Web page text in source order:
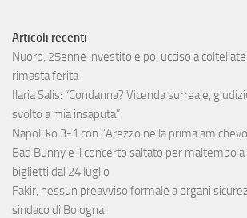
Articoli recenti
Nuoro, 25enne investito e poi ucciso a
rimasta ferita
Ilaria Salis: “Condanna? Vicenda surreale,
svolto a mia insaputa”
Napoli ko 3-1 con l’Arezzo nella prima
Bad Bunny e il concerto saltato per maltempo
biglietti dal 24 luglio
Fakir, nessun preavviso formale a organi
sindaco di Bologna